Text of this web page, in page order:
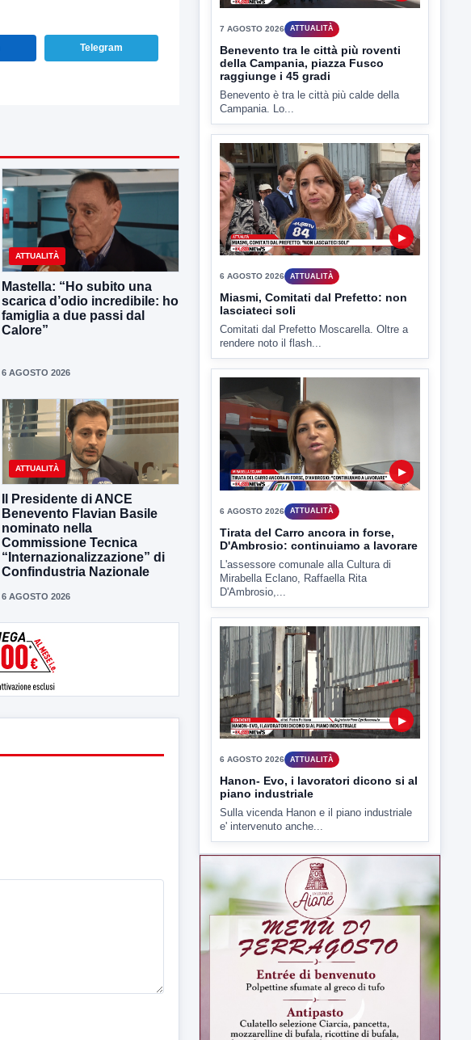
Telegram
ATTUALITÀ
Mastella: “Ho subito una
scarica d’odio incredibile: ho
famiglia a due passi dal
Calore”
6 AGOSTO 2026
ATTUALITÀ
Il Presidente di ANCE
Benevento Flavian Basile
nominato nella
Commissione Tecnica
“Internazionalizzazione” di
Confindustria Nazionale
6 AGOSTO 2026
della Campania, piazza Fusco
Benevento è tra le città più calde della
Campania. Lo...
▶
6 AGOSTO 2026 ATTUALITÀ
Miasmi, Comitati dal Prefetto: non
lasciateci soli
Comitati dal Prefetto Moscarella. Oltre a
rendere noto il flash...
6 AGOSTO 2026 ATTUALITÀ
Tirata del Carro ancora in forse,
D'Ambrosio: continuiamo a lavorare
L'assessore comunale alla Cultura di
Mirabella Eclano, Raffaella Rita
D'Ambrosio,...
▶
6 AGOSTO 2026 ATTUALITÀ
Hanon- Evo, i lavoratori dicono si al
piano industriale
Sulla vicenda Hanon e il piano industriale
e' intervenuto anche...